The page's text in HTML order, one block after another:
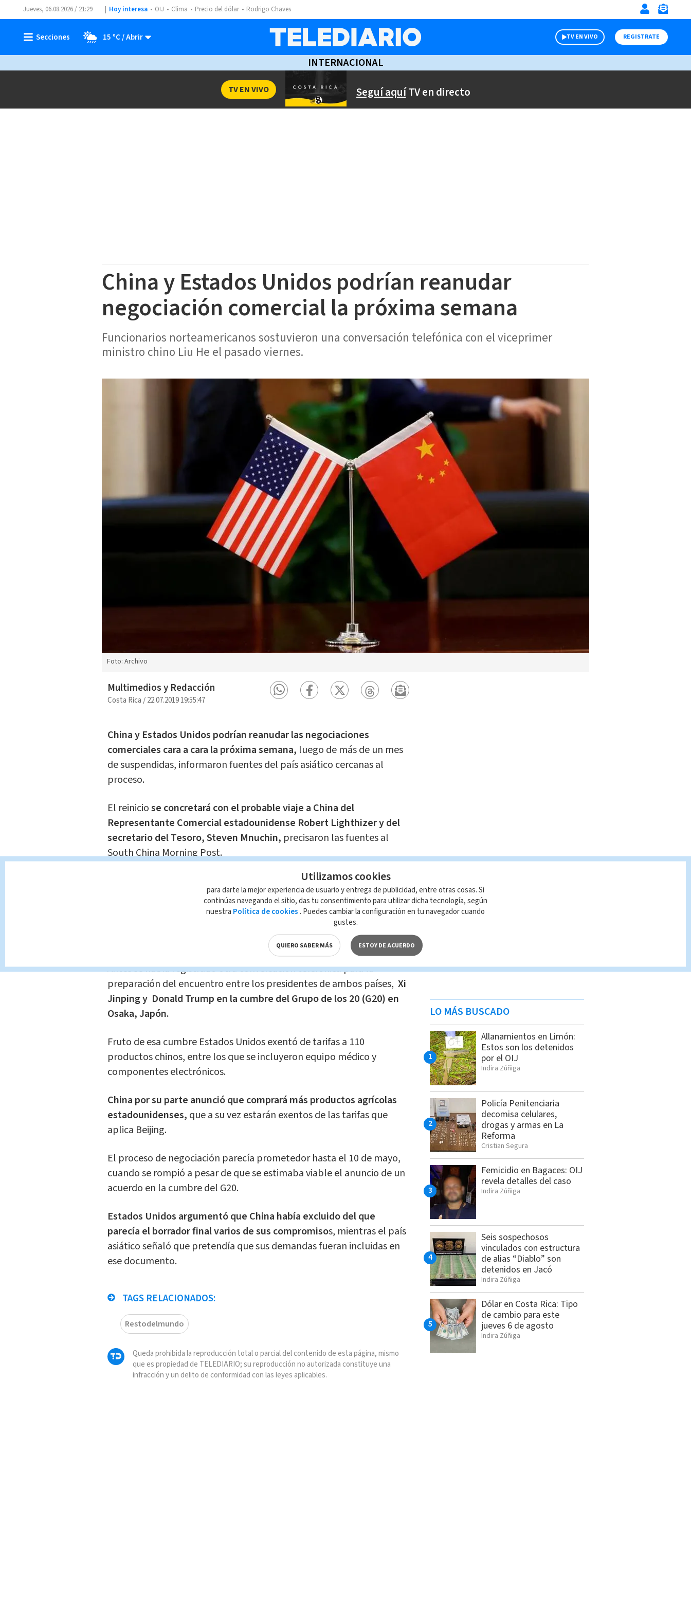
Jueves, 06.08.2026 / 21:29 Hoy interesa OIJ Clima Precio del dólar Rodrigo Chaves
15 ºC TV EN VIVO REGISTRATE
INTERNACIONAL
Seguí aquíTV en directo
TV EN VIVO
China y Estados Unidos podrían reanudar
negociación comercial la próxima semana
Funcionarios norteamericanos sostuvieron una conversación telefónica con el viceprimer
ministro chino Liu He el pasado viernes.
Foto: Archivo
Multimedios y Redacción
Costa Rica/22.07.2019 19:55:47
China y Estados Unidos podrían reanudar las negociaciones
comerciales cara a cara la próxima semana, luego de más de un mes
de suspendidas, informaron fuentes del país asiático cercanas al
proceso.
El reiniciose concretará con el probable viaje a China del
Representante Comercial estadounidense Robert Lighthizer y del
secretario del Tesoro, Steven Mnuchin, precisaron las fuentes al
South China Morning Post.
ambos funcionarios estadounidenses sostuvieron
su segunda conversación telefónica con el viceprimer ministro
, luego de la primera por el mismo procedimiento del
nueve de este mismo julio, pero sin que se hayan reabierto de manera
Antes se había registrado otra conversación telefónica para la
preparación del encuentro entre los presidentes de ambos países, Xi
Jinping y Donald Trump en la cumbre del Grupo de los 20 (G20) en
Osaka, Japón.
Fruto de esa cumbre Estados Unidos exentó de tarifas a 110
productos chinos, entre los que se incluyeron equipo médico y
componentes electrónicos.
China por su parte anunció que comprará más productos agrícolas
estadounidenses, que a su vez estarán exentos de las tarifas que
aplica Beijing.
El proceso de negociación parecía prometedor hasta el 10 de mayo,
cuando se rompió a pesar de que se estimaba viable el anuncio de un
acuerdo en la cumbre del G20.
Estados Unidos argumentó que China había excluido del que
parecía el borrador final varios de sus compromisos, mientras el país
asiático señaló que pretendía que sus demandas fueran incluidas en
ese documento.
TAGS RELACIONADOS:
Restodelmundo
Queda prohibida la reproducción total o parcial del contenido de esta página, mismo
que es propiedad de TELEDIARIO; su reproducción no autorizada constituye una
infracción y un delito de conformidad con las leyes aplicables.
LO MÁS BUSCADO
Allanamientos en Limón:
Estos son los detenidos
por el OIJ
Indira Zúñiga
Policía Penitenciaria
decomisa celulares,
drogas y armas en La
Reforma
Cristian Segura
Femicidio en Bagaces: OIJ
revela detalles del caso
Indira Zúñiga
Seis sospechosos
vinculados con estructura
de alias “Diablo” son
detenidos en Jacó
Indira Zúñiga
Dólar en Costa Rica: Tipo
de cambio para este
jueves 6 de agosto
Indira Zúñiga
Utilizamos cookies
para darte la mejor experiencia de usuario y entrega de publicidad, entre otras cosas. Si
continúas navegando el sitio, das tu consentimiento para utilizar dicha tecnología, según
nuestra Política de cookies . Puedes cambiar la configuración en tu navegador cuando
gustes.
QUIERO SABER MÁS ESTOY DE ACUERDO